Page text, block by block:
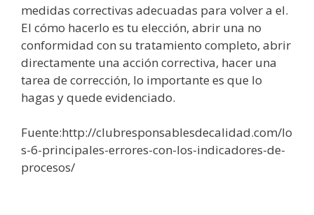
medidas correctivas adecuadas para volver a el.
El cómo hacerlo es tu elección, abrir una no
conformidad con su tratamiento completo, abrir
directamente una acción correctiva, hacer una
tarea de corrección, lo importante es que lo
hagas y quede evidenciado.
Fuente:http://clubresponsablesdecalidad.com/lo
s-6-principales-errores-con-los-indicadores-de-
procesos/